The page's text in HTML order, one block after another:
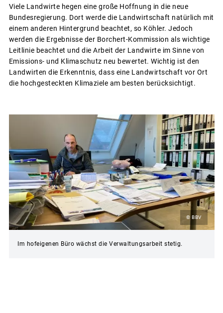
Viele Landwirte hegen eine große Hoffnung in die neue
Bundesregierung. Dort werde die Landwirtschaft natürlich mit
einem anderen Hintergrund beachtet, so Köhler. Jedoch
werden die Ergebnisse der Borchert-Kommission als wichtige
Leitlinie beachtet und die Arbeit der Landwirte im Sinne von
Emissions- und Klimaschutz neu bewertet. Wichtig ist den
Landwirten die Erkenntnis, dass eine Landwirtschaft vor Ort
die hochgesteckten Klimaziele am besten berücksichtigt.
© BBV
Im hofeigenen Büro wächst die Verwaltungsarbeit stetig.